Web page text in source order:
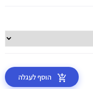
הוסף לעגלה